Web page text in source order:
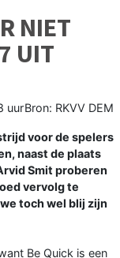
NIET
UIT
uurBron: RKVV DEM
voor de spelers
naast de plaats
Smit proberen
vervolg te
toch wel blij zijn
Be Quick is een